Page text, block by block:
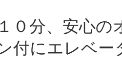
０分、安心の
付にエレベ